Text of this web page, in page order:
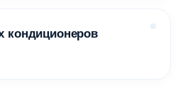
кондиционеров